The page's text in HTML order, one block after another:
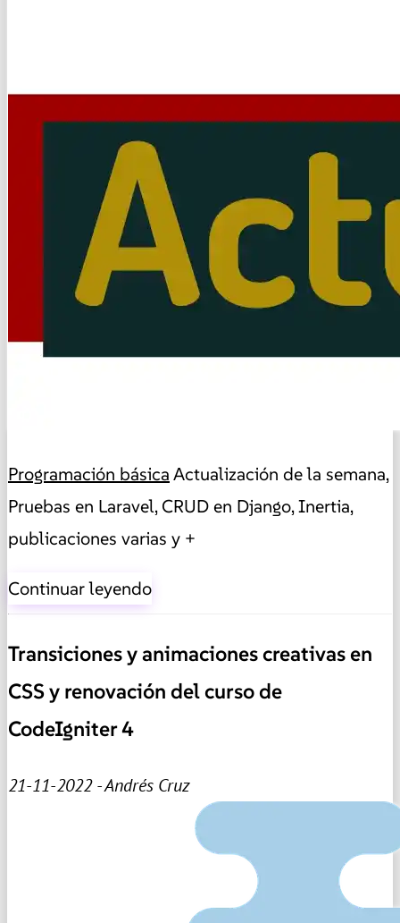
Programación básicaActualización de la semana,
Pruebas en Laravel, CRUD en Django, Inertia,
publicaciones varias y +
Continuar leyendo
Transiciones y animaciones creativas en
CSS y renovación del curso de
CodeIgniter 4
21-11-2022 - Andrés Cruz